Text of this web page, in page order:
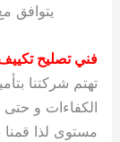
يتوافق
فني تصليح
تهتم شركتنا
الكفاءات و
مستوى لذا قمنا